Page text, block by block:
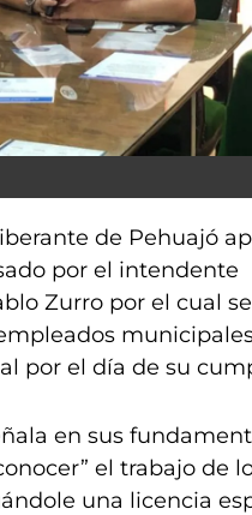
de Pehuajó
por el intendente
Zurro por el cual
por el día de su
en sus
el trabajo de
una licencia